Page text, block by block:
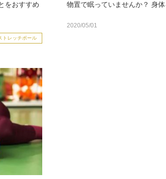
をおすすめ
トレッチポール
物置で眠っていませんか？ 身体
2020/05/01